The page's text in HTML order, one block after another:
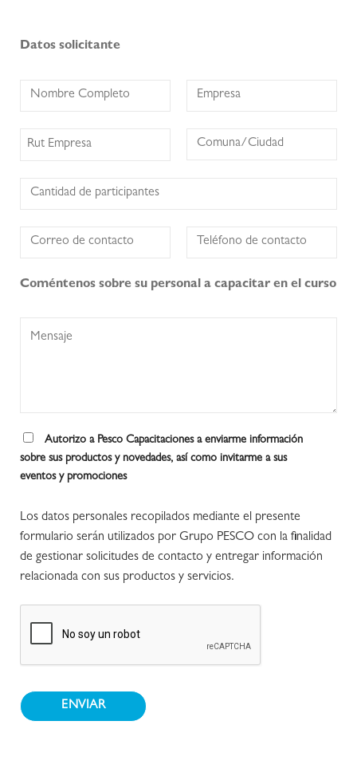
Datos solicitante
Coméntenos sobre su personal a capacitar en el curso
Autorizo a Pesco Capacitaciones a enviarme información
sobre sus productos y novedades, así como invitarme a sus
eventos y promociones
Los datos personales recopilados mediante el presente
formulario serán utilizados por Grupo PESCO con la finalidad
de gestionar solicitudes de contacto y entregar información
relacionada con sus productos y servicios.